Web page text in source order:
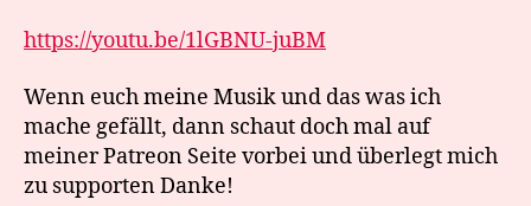
https://youtu.be/1lGBNU-juBM
Wenn euch meine Musik und das was ich
mache gefällt, dann schaut doch mal auf
meiner Patreon Seite vorbei und überlegt mich
zu supporten Danke!